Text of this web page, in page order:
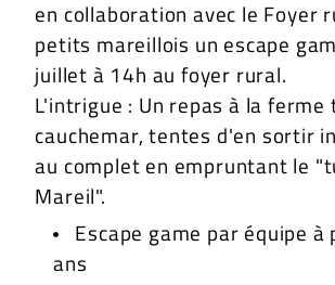
en collaboration avec le Foyer
petits mareillois un escape
juillet à 14h au foyer rural.
L'intrigue : Un repas à la ferme
cauchemar, tentes d'en sortir
au complet en empruntant le
Mareil".
Escape game par équipe
ans